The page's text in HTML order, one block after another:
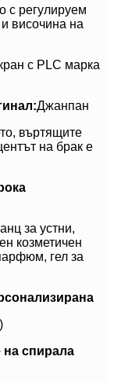
с регулируем
височина на
с PLC марка
Джанпан
въртящите
на брак е
за устни,
козметичен
гел за
на спирала